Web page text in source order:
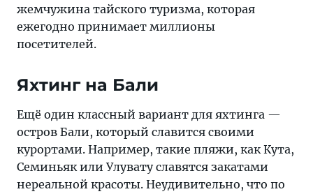
жемчужина тайского туризма, которая
ежегодно принимает миллионы
посетителей.
Яхтинг на Бали
Ещё один классный вариант для яхтинга —
остров Бали, который славится своими
курортами. Например, такие пляжи, как Кута,
Семиньяк или Улувату славятся закатами
нереальной красоты. Неудивительно, что по